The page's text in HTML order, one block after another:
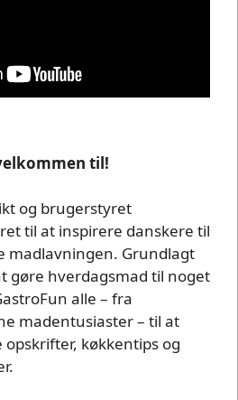
til!
og brugerstyret
til at inspirere danskere til
madlavningen. Grundlagt
gøre hverdagsmad til noget
alle – fra
madentusiaster – til at
opskrifter, køkkentips og